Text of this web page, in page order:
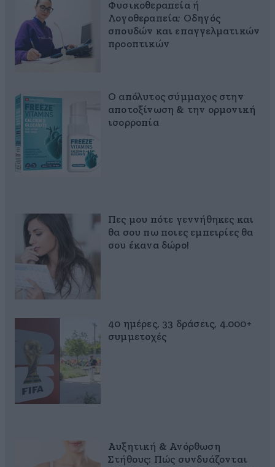
Φυσικοθεραπεία ή
Λογοθεραπεία; Οδηγός
σπουδών και επαγγελματικών
προοπτικών
Ο απόλυτος σύμμαχος στην
αποτοξίνωση & την ορμονική
ισορροπία
Πες μου πότε γεννήθηκες και
θα σου πω ποιες εμπειρίες θα
σου έκανα δώρο!
40 ημέρες, 33 δράσεις, 4.000+
συμμετοχές
Αυξητική & Ανόρθωση
Στήθους: Πώς συνδυάζονται